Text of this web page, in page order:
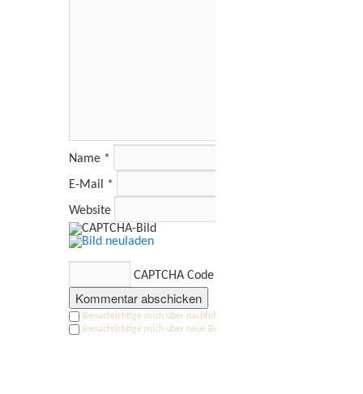
Name *
E-Mail *
Website
CAPTCHA Code*
Benachrichtige mich über nachfolgende Kommentare via E-Mail.
Benachrichtige mich über neue Beiträge via E-Mail.